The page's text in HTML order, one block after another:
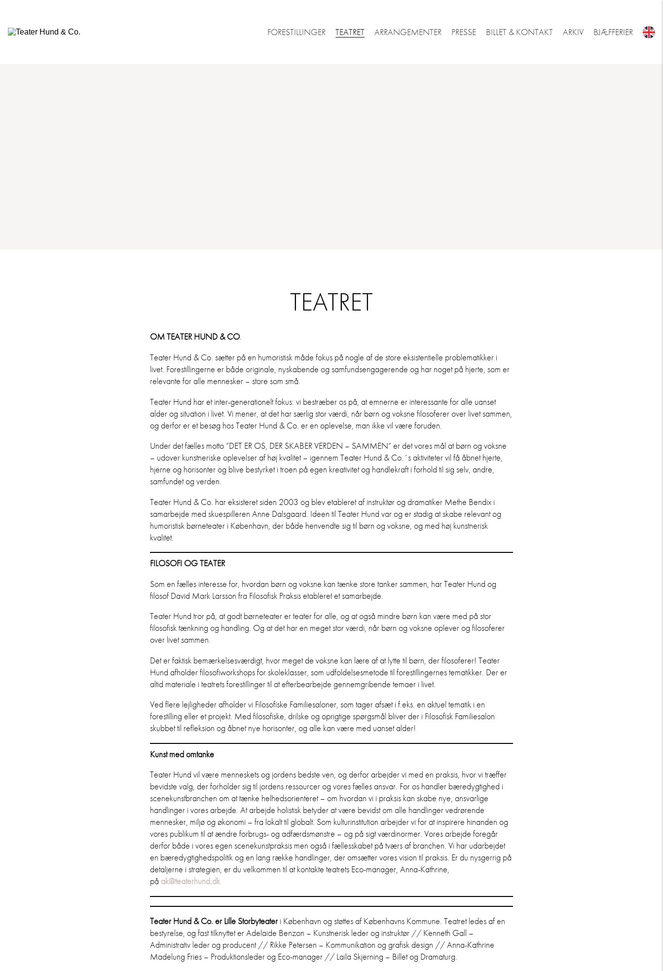
Teater
FORESTILLINGER TEATRET ARRANGEMENTER PRESSE BILLET & KONTAKT ARKIV BJÆFFERIER
TEATRET
OM TEATER HUND & CO.
Teater Hund & Co. sætter på en humoristisk måde fokus på nogle af de store eksistentielle problematikker i
livet. Forestillingerne er både originale, nyskabende og samfundsengagerende og har noget på hjerte, som er
relevante for alle mennesker – store som små.
Teater Hund har et inter-generationelt fokus: vi bestræber os på, at emnerne er interessante for alle uanset
alder og situation i livet. Vi mener, at det har særlig stor værdi, når børn og voksne filosoferer over livet sammen,
og derfor er et besøg hos Teater Hund & Co. er en oplevelse, man ikke vil være foruden.
Under det fælles motto ”DET ER OS, DER SKABER VERDEN – SAMMEN” er det vores mål at børn og voksne
– udover kunstneriske oplevelser af høj kvalitet – igennem Teater Hund & Co.´s aktiviteter vil få åbnet hjerte,
hjerne og horisonter og blive bestyrket i troen på egen kreativitet og handlekraft i forhold til sig selv, andre,
samfundet og verden.
Teater Hund & Co. har eksisteret siden 2003 og blev etableret af instruktør og dramatiker Methe Bendix i
samarbejde med skuespilleren Anne Dalsgaard. Ideen til Teater Hund var og er stadig at skabe relevant og
humoristisk børneteater i København, der både henvendte sig til børn og voksne, og med høj kunstnerisk
kvalitet.
FILOSOFI OG TEATER
Som en fælles interesse for, hvordan børn og voksne kan tænke store tanker sammen, har Teater Hund og
filosof David Mark Larsson fra Filosofisk Praksis etableret et samarbejde.
Teater Hund tror på, at godt børneteater er teater for alle, og at også mindre børn kan være med på stor
filosofisk tænkning og handling. Og at det har en meget stor værdi, når børn og voksne oplever og filosoferer
over livet sammen.
Det er faktisk bemærkelsesværdigt, hvor meget de voksne kan lære af at lytte til børn, der filosoferer! Teater
Hund afholder filosofiworkshops for skoleklasser, som udfoldelsesmetode til forestillingernes tematikker. Der er
altid materiale i teatrets forestillinger til at efterbearbejde gennemgribende temaer i livet.
Ved flere lejligheder afholder vi Filosofiske Familiesaloner, som tager afsæt i f.eks. en aktuel tematik i en
forestilling eller et projekt. Med filosofiske, drilske og oprigtige spørgsmål bliver der i Filosofisk Familiesalon
skubbet til refleksion og åbnet nye horisonter, og alle kan være med uanset alder!
Kunst med omtanke
Teater Hund vil være menneskets og jordens bedste ven, og derfor arbejder vi med en praksis, hvor vi træffer
bevidste valg, der forholder sig til jordens ressourcer og vores fælles ansvar. For os handler bæredygtighed i
scenekunstbranchen om at tænke helhedsorienteret – om hvordan vi i praksis kan skabe nye, ansvarlige
handlinger i vores arbejde. At arbejde holistisk betyder at være bevidst om alle handlinger vedrørende
mennesker, miljø og økonomi – fra lokalt til globalt. Som kulturinstitution arbejder vi for at inspirere hinanden og
vores publikum til at ændre forbrugs- og adfærdsmønstre – og på sigt værdinormer. Vores arbejde foregår
derfor både i vores egen scenekunstpraksis men også i fællesskabet på tværs af branchen. Vi har udarbejdet
en bæredygtighedspolitik og en lang række handlinger, der omsætter vores vision til praksis. Er du nysgerrig på
detaljerne i strategien, er du velkommen til at kontakte teatrets Eco-manager, Anna-Kathrine,
på ak@teaterhund.dk
Teater Hund & Co. er Lille Storbyteater i København og støttes af Københavns Kommune. Teatret ledes af en
bestyrelse, og fast tilknyttet er Adelaide Benzon – Kunstnerisk leder og instruktør // Kenneth Gall –
Administrativ leder og producent // Rikke Petersen – Kommunikation og grafisk design // Anna-Kathrine
Madelung Fries – Produktionsleder og Eco-manager // Laila Skjerning – Billet og Dramaturg.